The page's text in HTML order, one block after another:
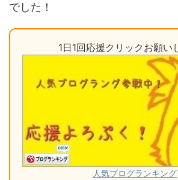
でした！
1日1回応援クリックお願い
人気ブログランキング